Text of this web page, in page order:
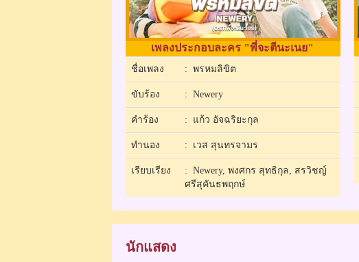
เพลงประกอบละคร "พี่จะตีนะเนย"
ชื่อเพลง : พรหมลิขิต
ขับร้อง : Newery
คำร้อง : แก้ว อัจฉริยะกุล
ทำนอง : เวส สุนทรจามร
เรียบเรียง
: Newery, พงศกร สุทธิกุล, สรวิชญ์
ศรีสุคันธพฤกษ์
นักแสดง